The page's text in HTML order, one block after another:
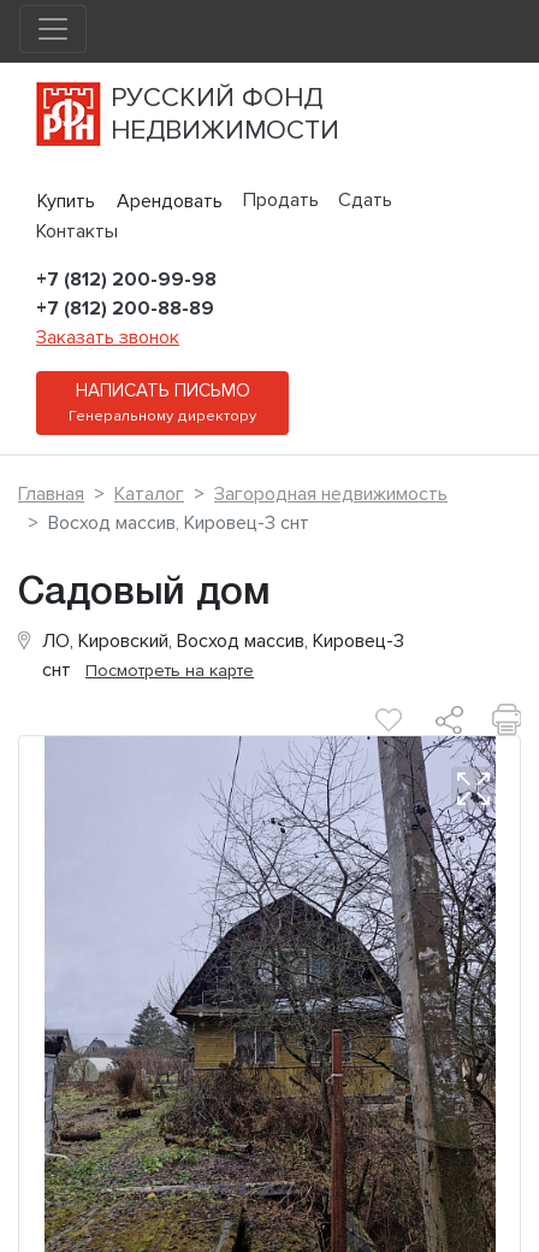
РУССКИЙ ФОНД
НЕДВИЖИМОСТИ
Купить Арендовать Продать
Сдать
Контакты
+7 (812) 200-99-98
+7 (812) 200-88-89
Заказать звонок
НАПИСАТЬ ПИСЬМО
Генеральному директору
Главная Каталог
Загородная недвижимость
Восход массив, Кировец-3 снт
Садовый дом
ЛО, Кировский, Восход массив, Кировец-3
снт Посмотреть на карте